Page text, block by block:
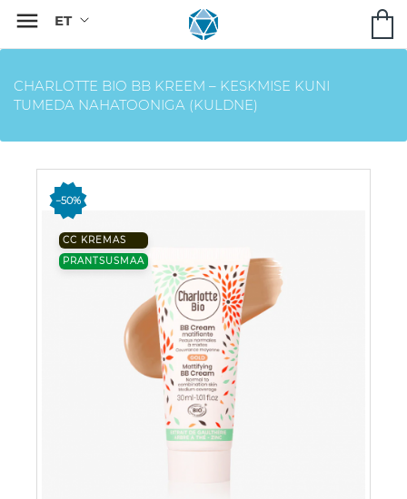

CHARLOTTE BIO BB KREEM – KESKMISE KUNI
TUMEDA NAHATOONIGA (KULDNE)
−50%
CC KREMAS
PRANTSUSMAA